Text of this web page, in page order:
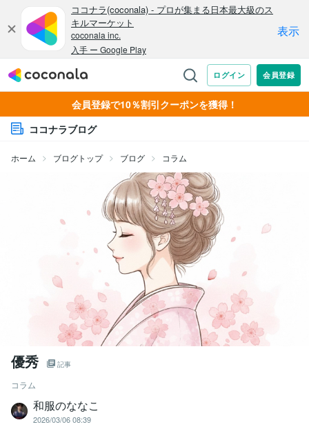
会員登録で10％割引クーポンを獲得！
ココナラブログ
ホーム ブログトップ ブログ コラム
優秀 記事
コラム
和服のななこ
2026/03/06 08:39